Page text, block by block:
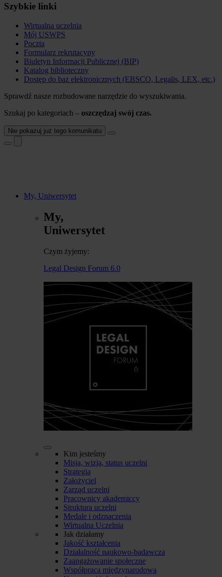
Szybkie linki
Wirtualna uczelnia
Mój USWPS
Poczta
Formularz rekrutacyny
Biuletyn Informacji Publicznej (BIP)
Katalog biblioteczny
Dostęp do baz elektronicznych (EBSCO, Legalis, LEX, etc.)
Sprawdź nasze rozbudowane narzędzie do wyszukiwania.
Szukaj po kategoriach – oszczędzaj swój czas.
Nie pokazuj już tego komunikatu
My, Uniwersytet
My,
Uniwersytet
Czym żyjemy:
Legal Design Forum 6.0
Kim jesteśmy
Misja, wizja, status uczelni
Strategia
Założyciel
Zarząd uczelni
Pracownicy akademiccy
Struktura uczelni
Medale i odznaczenia
Wirtualna Uczelnia
Jak działamy
Jakość kształcenia
Działalność naukowo-badawcza
Zaangażowanie społeczne
Współpraca międzynarodowa